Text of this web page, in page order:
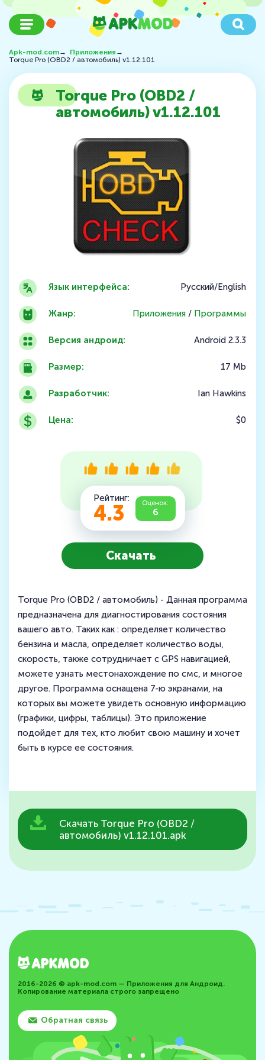
Apk-mod.com→ Приложения →
Torque Pro (OBD2 / автомобиль) v1.12.101
Torque Pro (OBD2 /
автомобиль) v1.12.101
Язык интерфейса:
Жанр:
Версия андроид:
Размер:
Разработчик:
Цена:
Русский/English
Приложения / Программы
Android 2.3.3
17 Mb
Ian Hawkins
$0
Рейтинг:
4.3 Оценок:
6
Скачать
Torque Pro (OBD2 / автомобиль) - Данная программа
предназначена для диагностирования состояния
вашего авто. Таких как : определяет количество
бензина и масла, определяет количество воды,
скорость, также сотрудничает с GPS навигацией,
можете узнать местонахождение по смс, и многое
другое. Программа оснащена 7-ю экранами, на
которых вы можете увидеть основную информацию
(графики, цифры, таблицы). Это приложение
подойдет для тех, кто любит свою машину и хочет
быть в курсе ее состояния.
Скачать Torque Pro (OBD2 /
автомобиль) v1.12.101.apk
2016-2026 © apk-mod.com — Приложения для Андроид.
Копирование материала строго запрещено
Обратная связь